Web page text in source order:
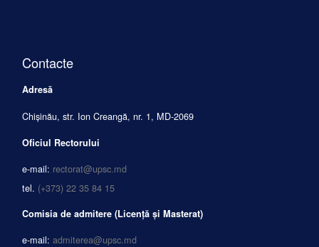
Contacte
Adresă
Chișinău, str. Ion Creangă, nr. 1, MD-2069
Oficiul Rectorului
e-mail: rectorat@upsc.md
tel. (+373) 22 35 84 15
Comisia de admitere (Licență și Masterat)
e-mail: admiterea@upsc.md